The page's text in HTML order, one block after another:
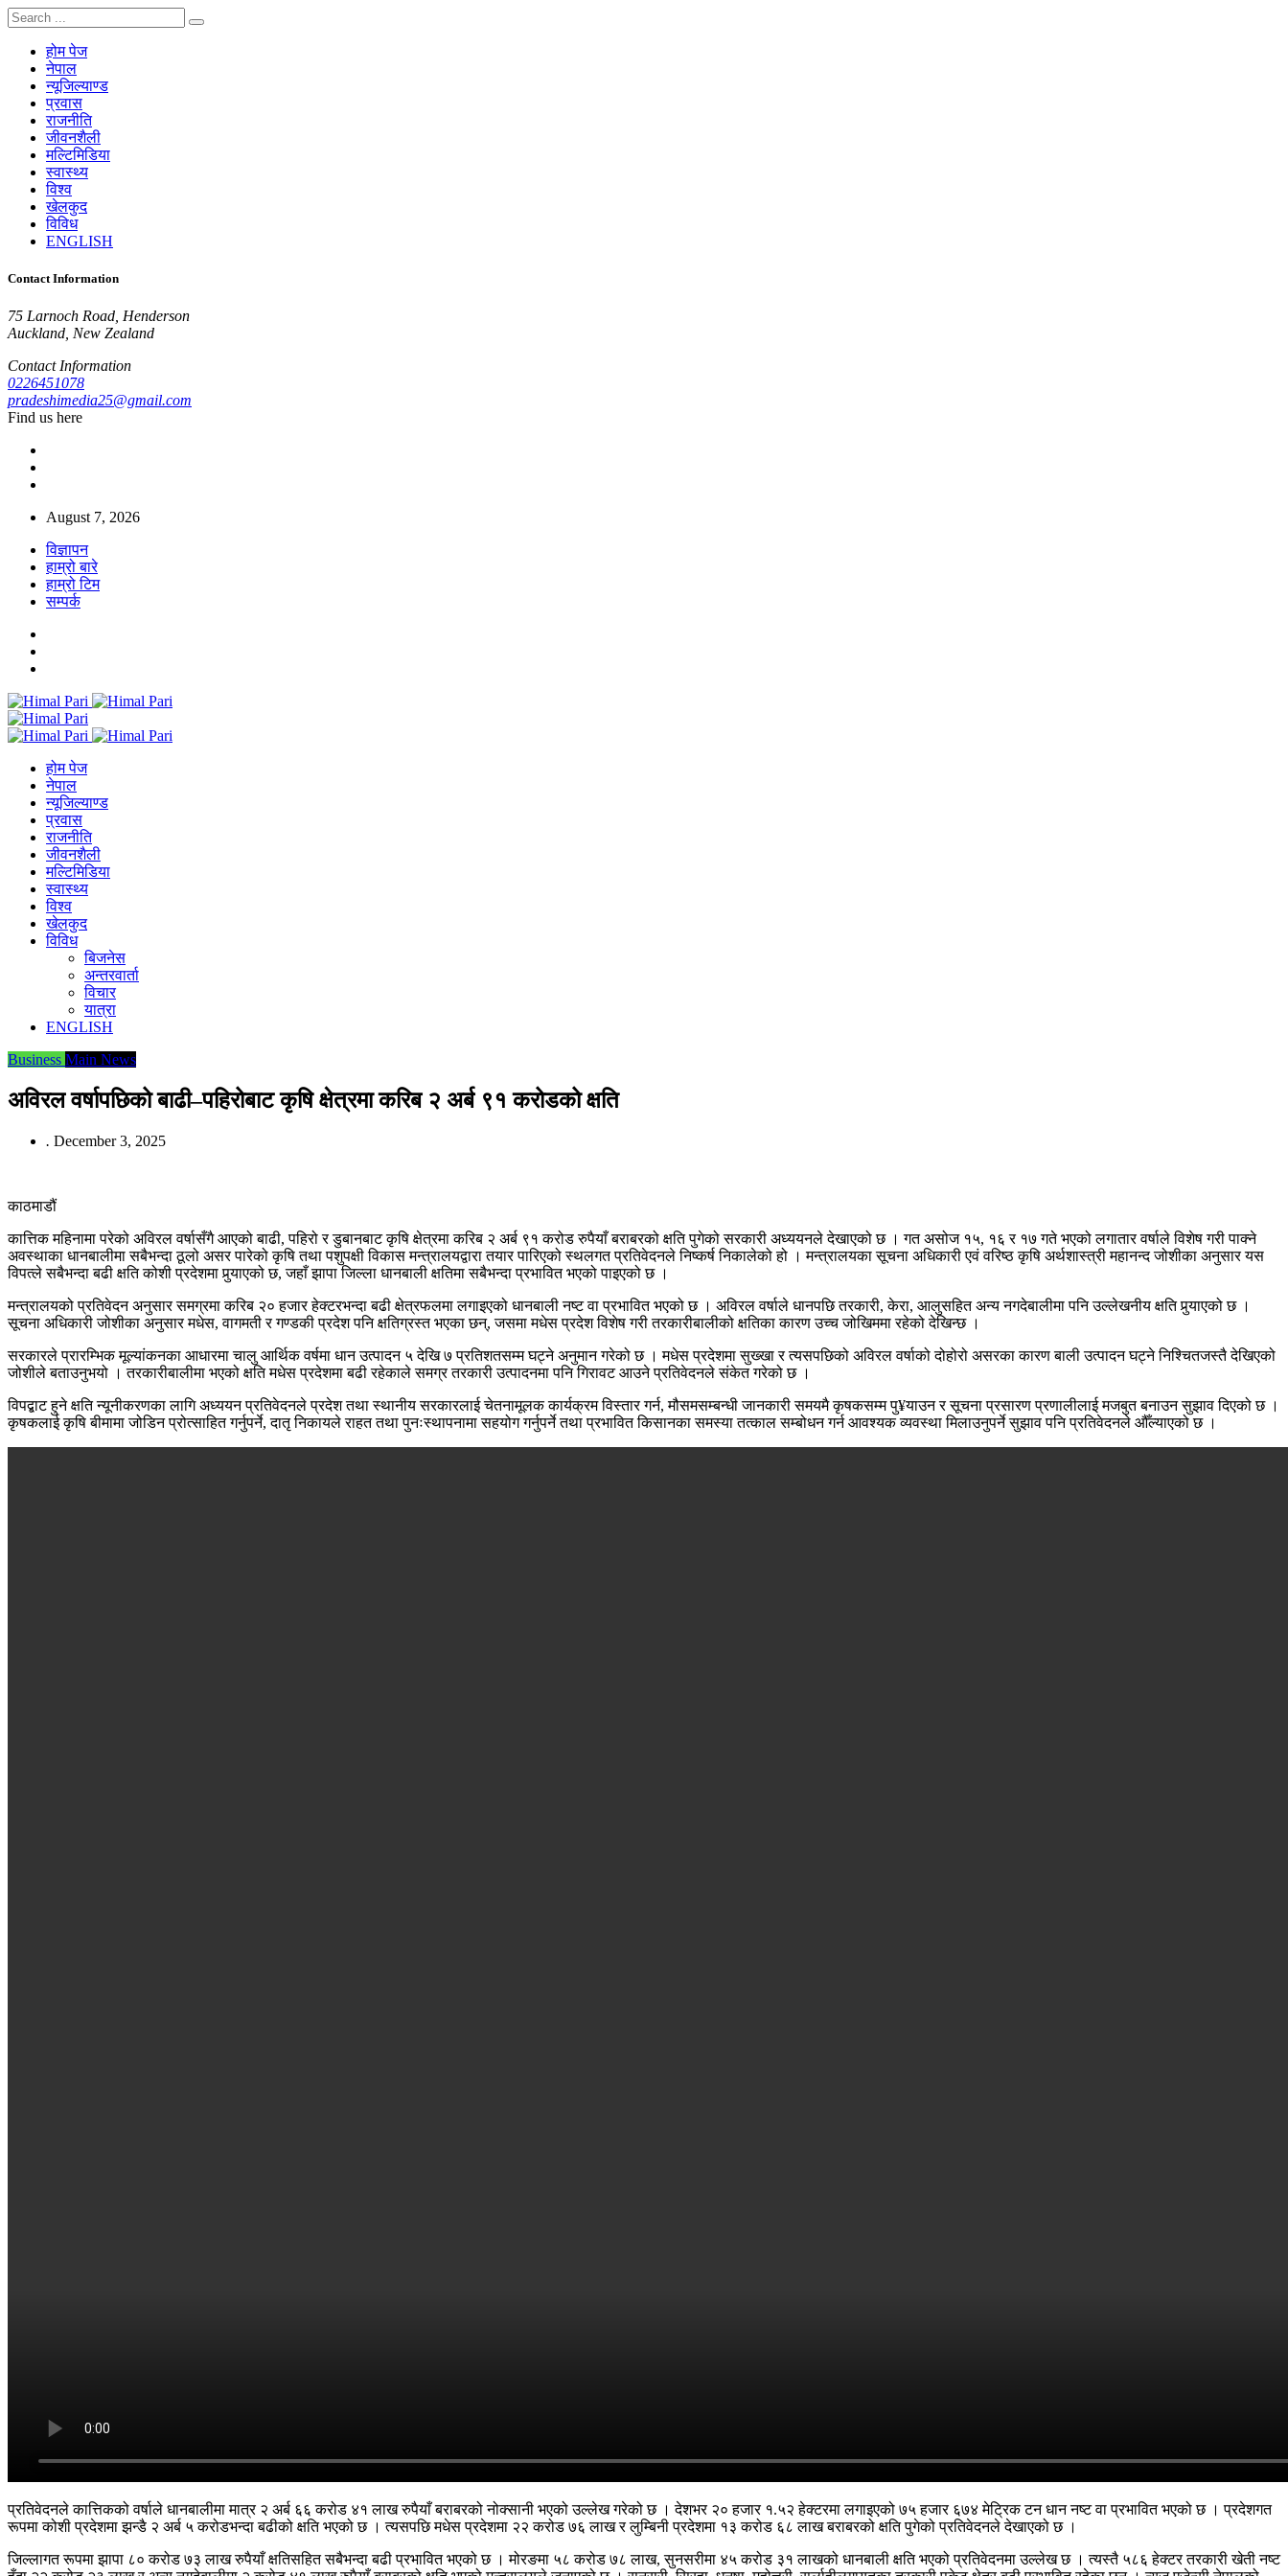
होम पेज
नेपाल
न्यूजिल्याण्ड
प्रवास
राजनीति
जीवनशैली
मल्टिमिडिया
स्वास्थ्य
विश्व
खेलकुद
विविध
ENGLISH
Contact Information
75 Larnoch Road, Henderson
Auckland, New Zealand
Contact Information
0226451078
pradeshimedia25@gmail.com
Find us here
August 7, 2026
विज्ञापन
हाम्रो बारे
हाम्रो टिम
सम्पर्क
होम पेज
नेपाल
न्यूजिल्याण्ड
प्रवास
राजनीति
जीवनशैली
मल्टिमिडिया
स्वास्थ्य
विश्व
खेलकुद
विविध
बिजनेस
अन्तरवार्ता
विचार
यात्रा
ENGLISH
Business Main News
अविरल वर्षापछिको बाढी–पहिरोबाट कृषि क्षेत्रमा करिब २ अर्ब ९१ करोडको क्षति
. December 3, 2025
काठमाडौं
कात्तिक महिनामा परेको अविरल वर्षासँगै आएको बाढी, पहिरो र डुबानबाट कृषि क्षेत्रमा करिब २ अर्ब ९१ करोड रुपैयाँ बराबरको क्षति पुगेको सरकारी अध्ययनले देखाएको छ । गत असोज १५, १६ र १७ गते भएको लगातार वर्षाले विशेष गरी पाक्ने
अवस्थाका धानबालीमा सबैभन्दा ठूलो असर पारेको कृषि तथा पशुपक्षी विकास मन्त्रालयद्वारा तयार पारिएको स्थलगत प्रतिवेदनले निष्कर्ष निकालेको हो । मन्त्रालयका सूचना अधिकारी एवं वरिष्ठ कृषि अर्थशास्त्री महानन्द जोशीका अनुसार यस
विपत्ले सबैभन्दा बढी क्षति कोशी प्रदेशमा पुर्‍याएको छ, जहाँ झापा जिल्ला धानबाली क्षतिमा सबैभन्दा प्रभावित भएको पाइएको छ ।
मन्त्रालयको प्रतिवेदन अनुसार समग्रमा करिब २० हजार हेक्टरभन्दा बढी क्षेत्रफलमा लगाइएको धानबाली नष्ट वा प्रभावित भएको छ । अविरल वर्षाले धानपछि तरकारी, केरा, आलुसहित अन्य नगदेबालीमा पनि उल्लेखनीय क्षति पुर्‍याएको छ ।
सूचना अधिकारी जोशीका अनुसार मधेस, वागमती र गण्डकी प्रदेश पनि क्षतिग्रस्त भएका छन्, जसमा मधेस प्रदेश विशेष गरी तरकारीबालीको क्षतिका कारण उच्च जोखिममा रहेको देखिन्छ ।
सरकारले प्रारम्भिक मूल्यांकनका आधारमा चालु आर्थिक वर्षमा धान उत्पादन ५ देखि ७ प्रतिशतसम्म घट्ने अनुमान गरेको छ । मधेस प्रदेशमा सुख्खा र त्यसपछिको अविरल वर्षाको दोहोरो असरका कारण बाली उत्पादन घट्ने निश्चितजस्तै देखिएको
जोशीले बताउनुभयो । तरकारीबालीमा भएको क्षति मधेस प्रदेशमा बढी रहेकाले समग्र तरकारी उत्पादनमा पनि गिरावट आउने प्रतिवेदनले संकेत गरेको छ ।
विपद्बाट हुने क्षति न्यूनीकरणका लागि अध्ययन प्रतिवेदनले प्रदेश तथा स्थानीय सरकारलाई चेतनामूलक कार्यक्रम विस्तार गर्न, मौसमसम्बन्धी जानकारी समयमै कृषकसम्म पु¥याउन र सूचना प्रसारण प्रणालीलाई मजबुत बनाउन सुझाव दिएको छ ।
कृषकलाई कृषि बीमामा जोडिन प्रोत्साहित गर्नुपर्ने, दातृ निकायले राहत तथा पुनःस्थापनामा सहयोग गर्नुपर्ने तथा प्रभावित किसानका समस्या तत्काल सम्बोधन गर्न आवश्यक व्यवस्था मिलाउनुपर्ने सुझाव पनि प्रतिवेदनले औँल्याएको छ ।
प्रतिवेदनले कात्तिकको वर्षाले धानबालीमा मात्र २ अर्ब ६६ करोड ४१ लाख रुपैयाँ बराबरको नोक्सानी भएको उल्लेख गरेको छ । देशभर २० हजार १.५२ हेक्टरमा लगाइएको ७५ हजार ६७४ मेट्रिक टन धान नष्ट वा प्रभावित भएको छ । प्रदेशगत
रूपमा कोशी प्रदेशमा झन्डै २ अर्ब ५ करोडभन्दा बढीको क्षति भएको छ । त्यसपछि मधेस प्रदेशमा २२ करोड ७६ लाख र लुम्बिनी प्रदेशमा १३ करोड ६८ लाख बराबरको क्षति पुगेको प्रतिवेदनले देखाएको छ ।
जिल्लागत रूपमा झापा ८० करोड ७३ लाख रुपैयाँ क्षतिसहित सबैभन्दा बढी प्रभावित भएको छ । मोरङमा ५८ करोड ७८ लाख, सुनसरीमा ४५ करोड ३१ लाखको धानबाली क्षति भएको प्रतिवेदनमा उल्लेख छ । त्यस्तै ५८६ हेक्टर तरकारी खेती नष्ट